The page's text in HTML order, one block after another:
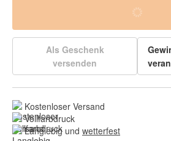
Als Geschenk
versenden
Kostenloser Versand
Vollfarbdruck
Langlebig und wetterfest